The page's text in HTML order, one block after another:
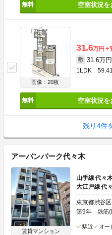
空室状況を
画像：20枚
31.6万円
敷 31.6万円
1LDK
空室状況を
残り4件
アーバンパーク代々木
賃貸マンション
山手線 代々
大江戸線 代
東京都渋谷
築9年
鉄筋
駅近 オー